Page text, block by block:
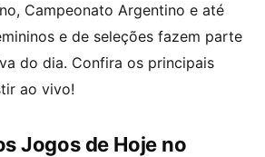
Campeonato Argentino e até
e de seleções fazem parte
do dia. Confira os principais
ao vivo!
Jogos de Hoje no